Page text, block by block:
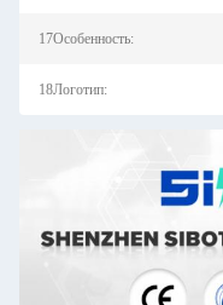
17Особенность:
18Логотип: